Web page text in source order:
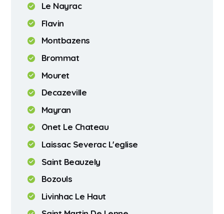
Le Nayrac
Flavin
Montbazens
Brommat
Mouret
Decazeville
Mayran
Onet Le Chateau
Laissac Severac L'eglise
Saint Beauzely
Bozouls
Livinhac Le Haut